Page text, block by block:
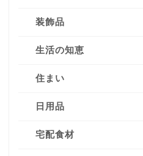
装飾品
生活の知恵
住まい
日用品
宅配食材